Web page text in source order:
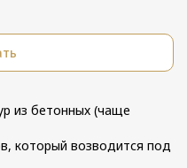
из бетонных (чаще
который возводится под